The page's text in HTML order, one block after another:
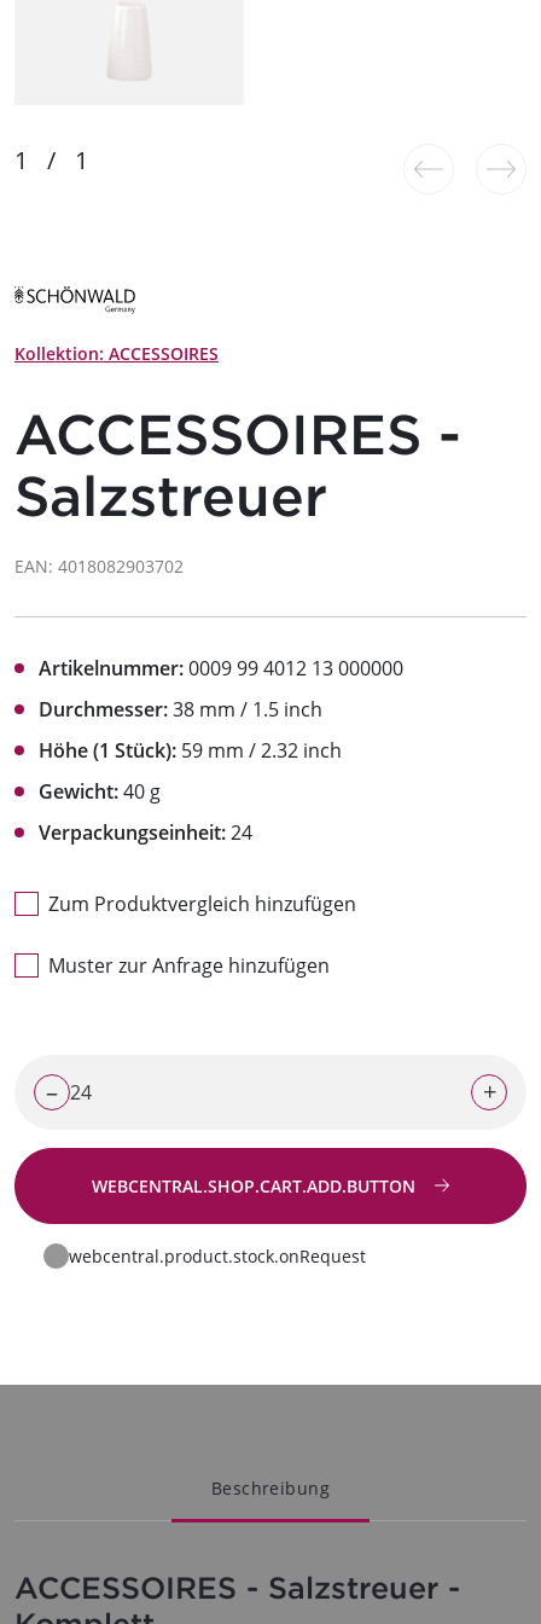
Kollektion: ACCESSOIRES
ACCESSOIRES -
Salzstreuer
EAN: 4018082903702
Artikelnummer:0009 99 4012 13 000000
Durchmesser:38 mm / 1.5 inch
Höhe (1 Stück): 59 mm / 2.32 inch
Gewicht:40 g
Verpackungseinheit:24
Zum Produktvergleich hinzufügen
Muster zur Anfrage hinzufügen
– +
WEBCENTRAL.SHOP.CART.ADD.BUTTON
Zur Anfrage
webcentral.product.stock.onRequest
Beschreibung
ACCESSOIRES - Salzstreuer -